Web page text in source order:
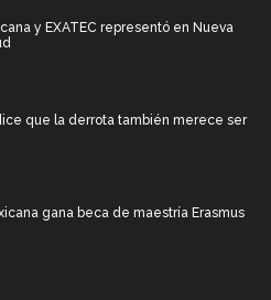
y EXATEC representó en Nueva
que la derrota también merece ser
gana beca de maestría Erasmus